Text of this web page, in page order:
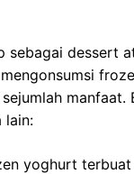
sebagai dessert
manfaat.
lain:
yoghurt